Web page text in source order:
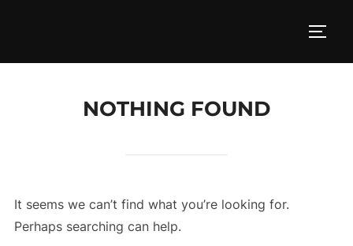
NOTHING FOUND
It seems we can’t find what you’re looking for.
Perhaps searching can help.